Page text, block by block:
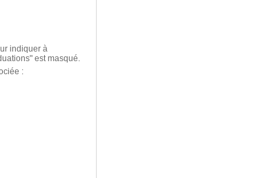
indiquer à
est masqué.
: